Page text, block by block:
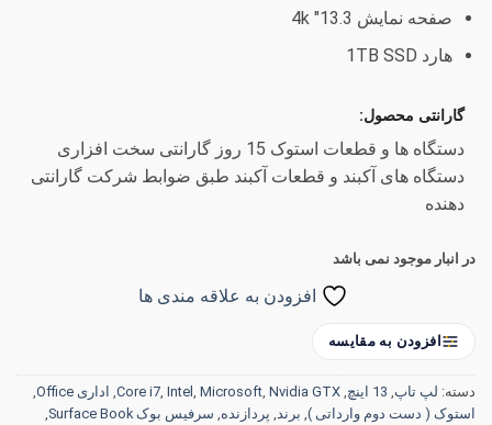
صفحه نمایش 13.3″ 4k
هارد 1TB SSD
گارانتی محصول:
دستگاه ها و قطعات استوک 15 روز گارانتی سخت افزاری
دستگاه های آکبند و قطعات آکبند طبق ضوابط شرکت گارانتی
دهنده
در انبار موجود نمی باشد
افزودن به علاقه مندی ها
افزودن به مقایسه
دسته: لپ تاپ 13 اینچ Core i7 Intel Microsoft Nvidia GTX اداری Office
استوک ( دست دوم وارداتی ) برند پردازنده سرفیس بوک Surface Book